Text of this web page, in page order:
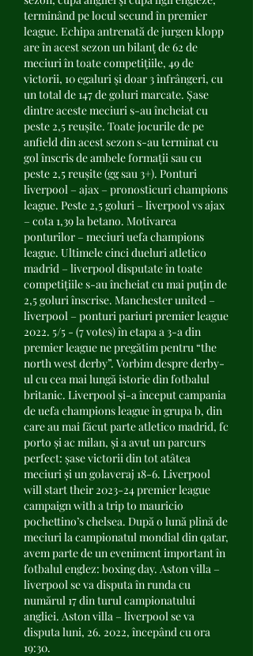
terminând pe locul secund în premier
league. Echipa antrenată de jurgen klopp
are în acest sezon un bilanţ de 62 de
meciuri în toate competiţiile, 49 de
victorii, 10 egaluri şi doar 3 înfrângeri, cu
un total de 147 de goluri marcate. Șase
dintre aceste meciuri s-au încheiat cu
peste 2,5 reușite. Toate jocurile de pe
anfield din acest sezon s-au terminat cu
gol înscris de ambele formații sau cu
peste 2,5 reușite (gg sau 3+). Ponturi
liverpool – ajax – pronosticuri champions
league. Peste 2,5 goluri – liverpool vs ajax
– cota 1,39 la betano. Motivarea
ponturilor – meciuri uefa champions
league. Ultimele cinci dueluri atletico
madrid – liverpool disputate în toate
competițiile s-au încheiat cu mai puțin de
2,5 goluri înscrise. Manchester united –
liverpool – ponturi pariuri premier league
2022. 5/5 - (7 votes) în etapa a 3-a din
premier league ne pregătim pentru “the
north west derby”. Vorbim despre derby-
ul cu cea mai lungă istorie din fotbalul
britanic. Liverpool și-a început campania
de uefa champions league în grupa b, din
care au mai făcut parte atletico madrid, fc
porto și ac milan, și a avut un parcurs
perfect: șase victorii din tot atâtea
meciuri și un golaveraj 18-6. Liverpool
will start their 2023-24 premier league
campaign with a trip to mauricio
pochettino’s chelsea. După o lună plină de
meciuri la campionatul mondial din qatar,
avem parte de un eveniment important în
fotbalul englez: boxing day. Aston villa –
liverpool se va disputa în runda cu
numărul 17 din turul campionatului
angliei. Aston villa – liverpool se va
disputa luni, 26. 2022, începând cu ora
19:30.